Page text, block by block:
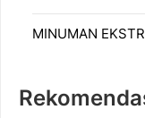
MINUMAN